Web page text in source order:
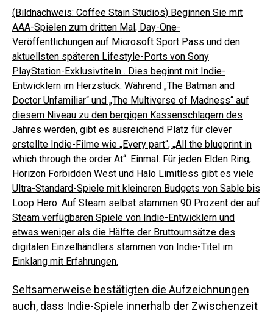
(Bildnachweis: Coffee Stain Studios) Beginnen Sie mit
AAA-Spielen zum dritten Mal, Day-One-
Veröffentlichungen auf Microsoft Sport Pass und den
aktuellsten späteren Lifestyle-Ports von Sony
PlayStation-Exklusivtiteln . Dies beginnt mit Indie-
Entwicklern im Herzstück. Während „The Batman and
Doctor Unfamiliar“ und „The Multiverse of Madness“ auf
diesem Niveau zu den bergigen Kassenschlagern des
Jahres werden, gibt es ausreichend Platz für clever
erstellte Indie-Filme wie „Every part“, „All the blueprint in
which through the order At“. Einmal. Für jeden Elden Ring,
Horizon Forbidden West und Halo Limitless gibt es viele
Ultra-Standard-Spiele mit kleineren Budgets von Sable bis
Loop Hero. Auf Steam selbst stammen 90 Prozent der auf
Steam verfügbaren Spiele von Indie-Entwicklern und
etwas weniger als die Hälfte der Bruttoumsätze des
digitalen Einzelhändlers stammen von Indie-Titel im
Einklang mit Erfahrungen.
Seltsamerweise bestätigten die Aufzeichnungen
auch, dass Indie-Spiele innerhalb der Zwischenzeit